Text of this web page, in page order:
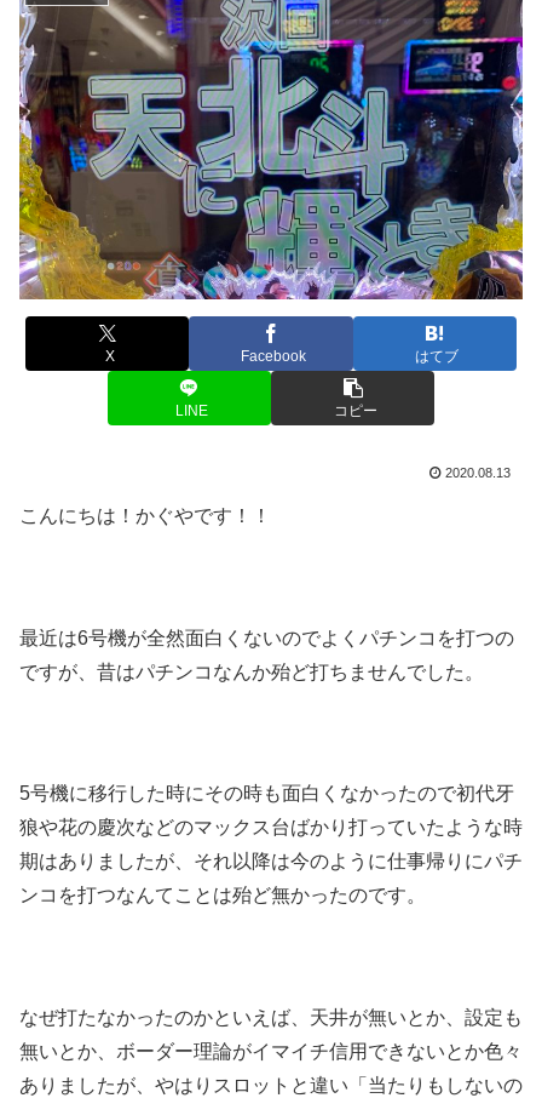
X Facebook はてブ
LINE コピー
2020.08.13
こんにちは！かぐやです！！
最近は6号機が全然面白くないのでよくパチンコを打つの
ですが、昔はパチンコなんか殆ど打ちませんでした。
5号機に移行した時にその時も面白くなかったので初代牙
狼や花の慶次などのマックス台ばかり打っていたような時
期はありましたが、それ以降は今のように仕事帰りにパチ
ンコを打つなんてことは殆ど無かったのです。
なぜ打たなかったのかといえば、天井が無いとか、設定も
無いとか、ボーダー理論がイマイチ信用できないとか色々
ありましたが、やはりスロットと違い「当たりもしないの